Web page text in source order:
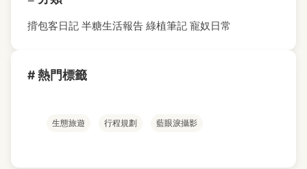
揹包客日記 半糖生活報告 綠植筆記 寵奴日常
# 熱門標籤
生態旅遊 行程規劃 藍眼淚攝影